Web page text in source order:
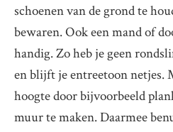
schoenen van de grond te
bewaren. Ook een mand of
handig. Zo heb je geen
en blijft je entreetoon netjes.
hoogte door bijvoorbeeld
muur te maken. Daarmee